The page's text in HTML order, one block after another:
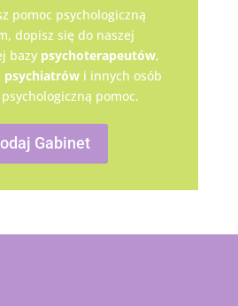
pomoc psychologiczną
dopisz się do naszej
bazy psychoterapeutów,
psychiatrów i innych osób
pomoc.
Gabinet